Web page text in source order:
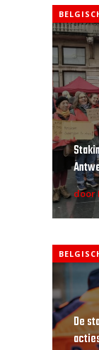
door
De